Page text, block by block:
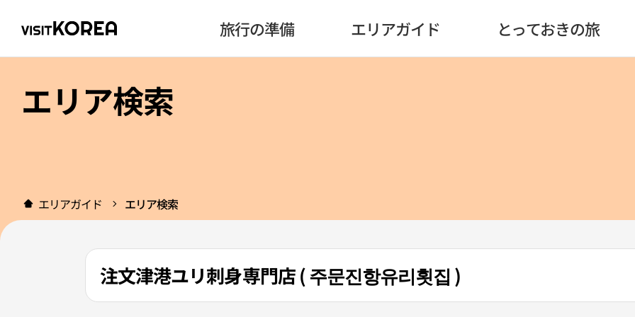
旅行の準備 エリアガイド とっておきの旅
エリア検索
エリアガイド エリア検索
注文津港ユリ刺身専門店 ( 주문진항유리횟집 )